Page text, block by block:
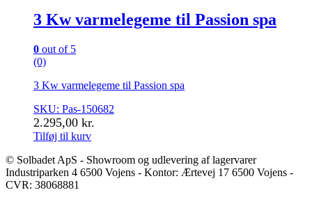
3 Kw varmelegeme til Passion spa
0 out of 5
(0)
3 Kw varmelegeme til Passion spa
SKU: Pas-150682
2.295,00 kr.
Tilføj til kurv
© Solbadet ApS - Showroom og udlevering af lagervarer
Industriparken 4 6500 Vojens - Kontor: Ærtevej 17 6500 Vojens -
CVR: 38068881